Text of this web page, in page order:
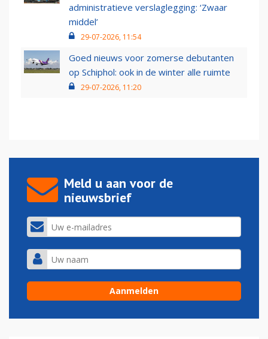
administratieve verslaglegging: ‘Zwaar
middel’
29-07-2026, 11:54
Goed nieuws voor zomerse debutanten
op Schiphol: ook in de winter alle ruimte
29-07-2026, 11:20
Meld u aan voor de
nieuwsbrief